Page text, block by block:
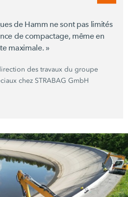
de Hamm ne sont pas limités
de compactage, même en
maximale. »
des travaux du groupe
chez STRABAG GmbH